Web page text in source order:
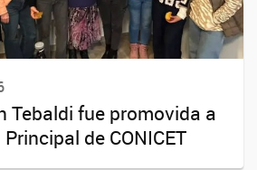
Tebaldi fue promovida a
de CONICET